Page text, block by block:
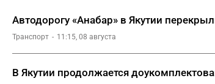
Автодорогу «Анабар» в Якутии
Транспорт 11:15, 08 августа
В Якутии продолжается